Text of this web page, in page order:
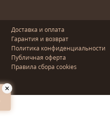
Доставка и оплата
Гарантия и возврат
Политика конфиденциальности
Публичная оферта
Правила сбора cookies